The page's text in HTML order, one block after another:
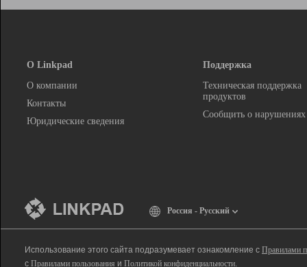
О Linkpad
О компании
Контакты
Юридические сведения
Поддержка
Техническая поддержка
продуктов
Сообщить о нарушениях
Россия - Русский
Использование этого сайта подразумевает ознакомление с Правилами
с Правилами пользования и Политикой конфиденциальности.